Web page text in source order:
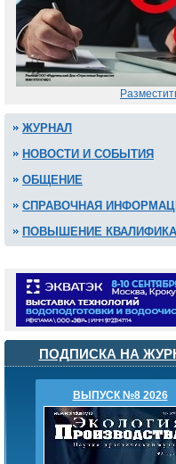
ЖУРНАЛ
НОВОСТИ И СОБЫТИЯ
ОБЩЕНИЕ
СПРАВОЧНАЯ
ПОВЫШЕНИЕ
ПОДПИСКА НА
ВЫПУСК №8 2026